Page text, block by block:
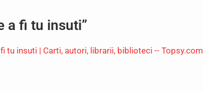
a fi tu insuti”
tu insuti | Carti, autori, librarii, biblioteci -- Topsy.com